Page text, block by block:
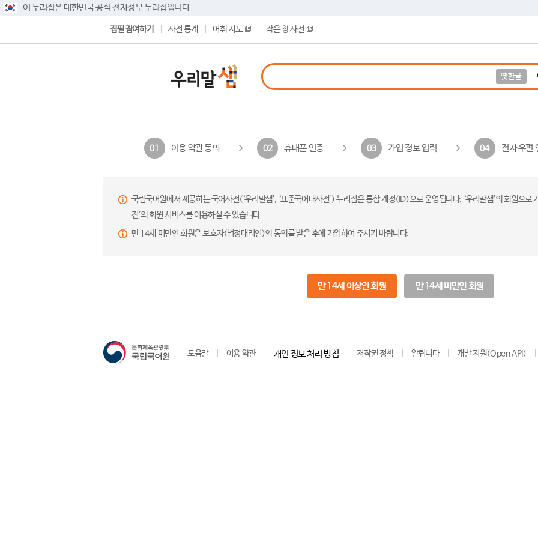
이 누리집은 대한민국 공식 전자정부 누리집입니다.
집필 참여하기 사전 통계 어휘 지도 작은 창 사전
옛한글
01 이용 약관 동의 02 휴대폰 인증 03 가입 정보 입력 04 전자 우편
국립국어원에서 제공하는 국어사전(‘우리말샘’, ‘표준국어대사전’) 누리집은 통합 계정(ID)으로 운영됩니다. ‘우리말샘’의 회원으
전’의 회원 서비스를 이용하실 수 있습니다.
만 14세 미만인 회원은 보호자(법정대리인)의 동의를 받은 후에 가입하여 주시기 바랍니다.
만 14세 이상인 회원 만 14세 미만인 회원
도움말 이용 약관 개인 정보 처리 방침 저작권 정책 알립니다 개발 지원(Open API)